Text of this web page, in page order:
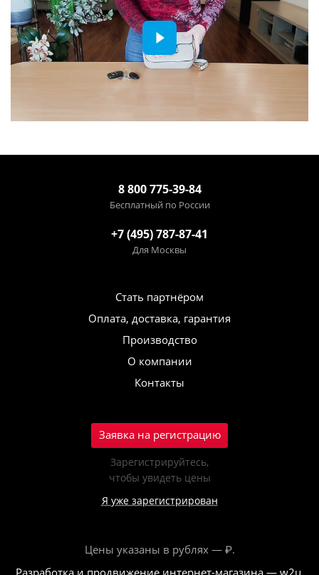
8 800 775-39-84
Бесплатный по России
+7 (495) 787-87-41
Для Москвы
Стать партнёром
Оплата, доставка, гарантия
Производство
О компании
Контакты
Заявка на регистрацию
Зарегистрируйтесь,
чтобы увидеть цены
Я уже зарегистрирован
Цены указаны в рублях — ₽.